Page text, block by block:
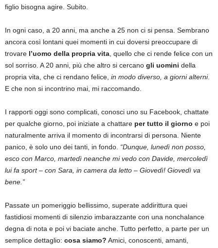
figlio bisogna agire. Subito.
In ogni caso, a 20 anni, ma anche a 25 non ci si pensa. Sembrano
ancora così lontani quei momenti in cui doversi preoccupare di
trovare l’uomo della propria vita , quello che ci rende felice con un
sol sorriso. A 20 anni, più che altro si cercano gli uomini della
propria vita, che ci rendano felice, in modo diverso, a giorni alterni.
E che non si incontrino mai, mi raccomando.
I rapporti oggi sono complicati, conosci uno su Facebook, chattate
per qualche giorno, poi iniziate a chattare per tutto il giorno e poi
naturalmente arriva il momento di incontrarsi di persona. Niente
panico, è solo uno dei tanti, in fondo. “Dunque, lunedì non posso,
esco con Marco, martedì neanche mi vedo con Davide, mercoledì
lui fa sport – con Sara, in camera da letto – Giovedì! Giovedì va
bene.”
Passate un pomeriggio bellissimo, superate addirittura quei
fastidiosi momenti di silenzio imbarazzante con una nonchalance
degna di nota e poi vi baciate anche. Tutto perfetto, a parte per un
semplice dettaglio: cosa siamo? Amici, conoscenti, amanti,